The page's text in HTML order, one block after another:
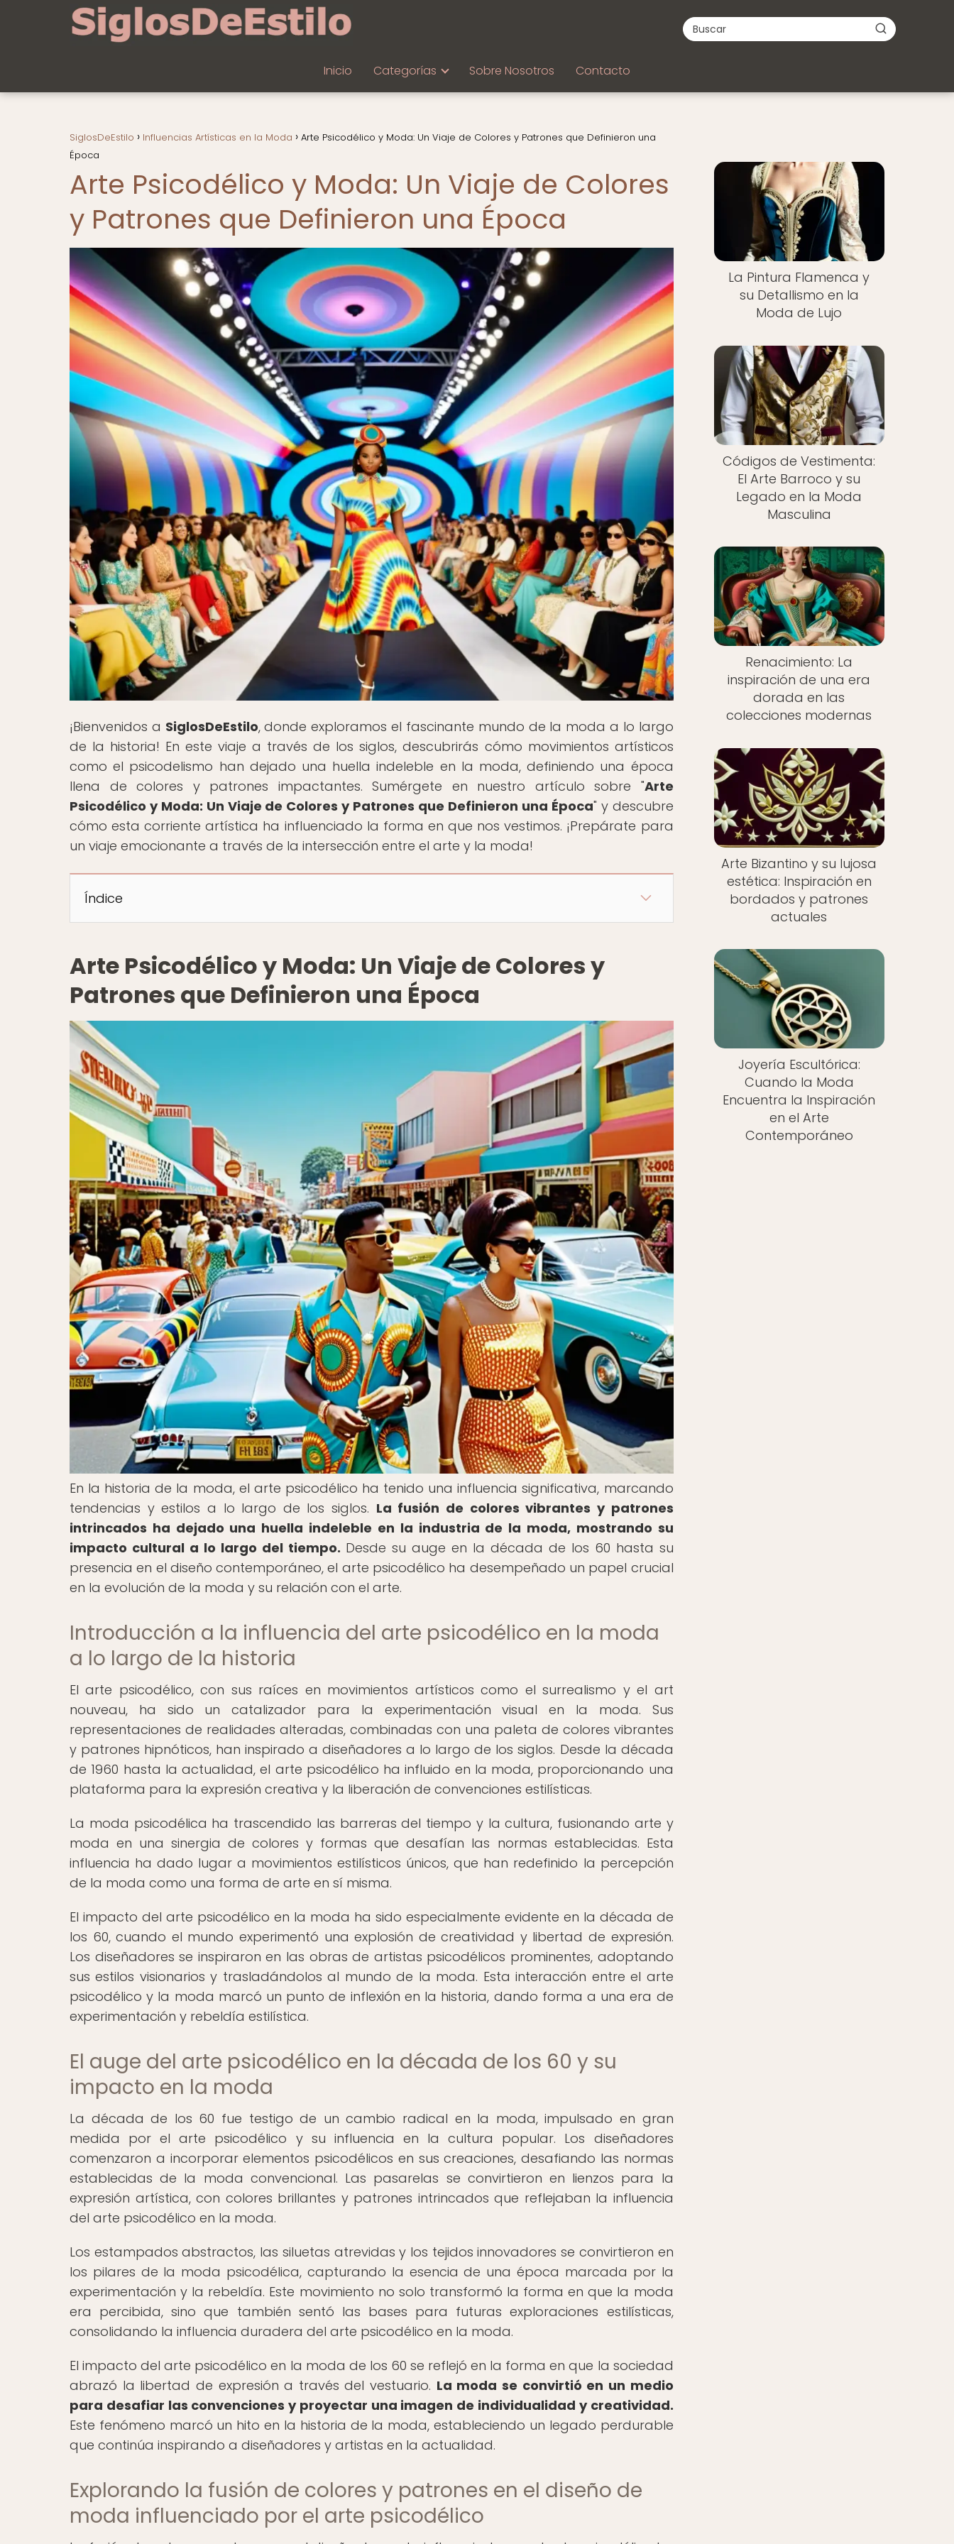
Inicio Categorías Sobre Nosotros Contacto
SiglosDeEstilo Influencias Artísticas en la Moda
Arte Psicodélico y Moda: Un Viaje de Colores y Patrones que Definieron una
Época
Arte Psicodélico y Moda: Un Viaje de Colores
y Patrones que Definieron una Época
¡Bienvenidos a SiglosDeEstilo, donde exploramos el fascinante mundo de la moda a lo largo
de la historia! En este viaje a través de los siglos, descubrirás cómo movimientos artísticos
como el psicodelismo han dejado una huella indeleble en la moda, definiendo una época
llena de colores y patrones impactantes. Sumérgete en nuestro artículo sobre "Arte
Psicodélico y Moda: Un Viaje de Colores y Patrones que Definieron una Época" y descubre
cómo esta corriente artística ha influenciado la forma en que nos vestimos. ¡Prepárate para
un viaje emocionante a través de la intersección entre el arte y la moda!
Índice
Arte Psicodélico y Moda: Un Viaje de Colores y
Patrones que Definieron una Época
En la historia de la moda, el arte psicodélico ha tenido una influencia significativa, marcando
tendencias y estilos a lo largo de los siglos. La fusión de colores vibrantes y patrones
intrincados ha dejado una huella indeleble en la industria de la moda, mostrando su
impacto cultural a lo largo del tiempo. Desde su auge en la década de los 60 hasta su
presencia en el diseño contemporáneo, el arte psicodélico ha desempeñado un papel crucial
en la evolución de la moda y su relación con el arte.
Introducción a la influencia del arte psicodélico en la moda
a lo largo de la historia
El arte psicodélico, con sus raíces en movimientos artísticos como el surrealismo y el art
nouveau, ha sido un catalizador para la experimentación visual en la moda. Sus
representaciones de realidades alteradas, combinadas con una paleta de colores vibrantes
y patrones hipnóticos, han inspirado a diseñadores a lo largo de los siglos. Desde la década
de 1960 hasta la actualidad, el arte psicodélico ha influido en la moda, proporcionando una
plataforma para la expresión creativa y la liberación de convenciones estilísticas.
La moda psicodélica ha trascendido las barreras del tiempo y la cultura, fusionando arte y
moda en una sinergia de colores y formas que desafían las normas establecidas. Esta
influencia ha dado lugar a movimientos estilísticos únicos, que han redefinido la percepción
de la moda como una forma de arte en sí misma.
El impacto del arte psicodélico en la moda ha sido especialmente evidente en la década de
los 60, cuando el mundo experimentó una explosión de creatividad y libertad de expresión.
Los diseñadores se inspiraron en las obras de artistas psicodélicos prominentes, adoptando
sus estilos visionarios y trasladándolos al mundo de la moda. Esta interacción entre el arte
psicodélico y la moda marcó un punto de inflexión en la historia, dando forma a una era de
experimentación y rebeldía estilística.
El auge del arte psicodélico en la década de los 60 y su
impacto en la moda
La década de los 60 fue testigo de un cambio radical en la moda, impulsado en gran
medida por el arte psicodélico y su influencia en la cultura popular. Los diseñadores
comenzaron a incorporar elementos psicodélicos en sus creaciones, desafiando las normas
establecidas de la moda convencional. Las pasarelas se convirtieron en lienzos para la
expresión artística, con colores brillantes y patrones intrincados que reflejaban la influencia
del arte psicodélico en la moda.
Los estampados abstractos, las siluetas atrevidas y los tejidos innovadores se convirtieron en
los pilares de la moda psicodélica, capturando la esencia de una época marcada por la
experimentación y la rebeldía. Este movimiento no solo transformó la forma en que la moda
era percibida, sino que también sentó las bases para futuras exploraciones estilísticas,
consolidando la influencia duradera del arte psicodélico en la moda.
El impacto del arte psicodélico en la moda de los 60 se reflejó en la forma en que la sociedad
abrazó la libertad de expresión a través del vestuario. La moda se convirtió en un medio
para desafiar las convenciones y proyectar una imagen de individualidad y creatividad.
Este fenómeno marcó un hito en la historia de la moda, estableciendo un legado perdurable
que continúa inspirando a diseñadores y artistas en la actualidad.
Explorando la fusión de colores y patrones en el diseño de
moda influenciado por el arte psicodélico
La Pintura Flamenca y
su Detallismo en la
Moda de Lujo
Códigos de Vestimenta:
El Arte Barroco y su
Legado en la Moda
Masculina
Renacimiento: La
inspiración de una era
dorada en las
colecciones modernas
Arte Bizantino y su lujosa
estética: Inspiración en
bordados y patrones
actuales
Joyería Escultórica:
Cuando la Moda
Encuentra la Inspiración
en el Arte
Contemporáneo